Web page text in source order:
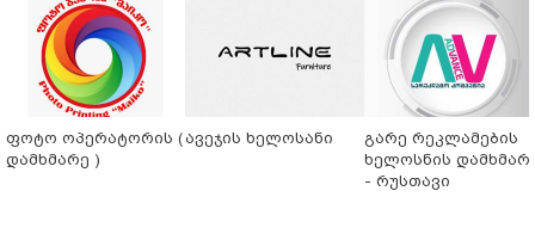
ფოტო ოპერატორის (
დამხმარე )
ავეჯის ხელოსანი
გარე რეკლამების
ხელოსნის
- რუსთავი